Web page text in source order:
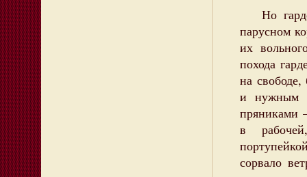
Но
парусном
их
похода
на
и нужным
пряниками
в
сорвало